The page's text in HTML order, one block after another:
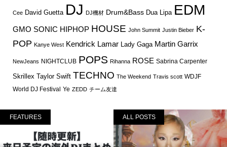
Cee David Guetta DJ DJ機材 Drum&Bass Dua Lipa EDM
GMO SONIC HIPHOP HOUSE John Summit Justin Bieber K-
POP Kanye West Kendrick Lamar Lady Gaga Martin Garrix
NewJeans NIGHTCLUB POPS Rihanna ROSE Sabrina Carpenter
Skrillex Taylor Swift TECHNO The Weekend Travis scott WDJF
World DJ Festival Ye ZEDD チーム友達
FEATURES ALL POSTS